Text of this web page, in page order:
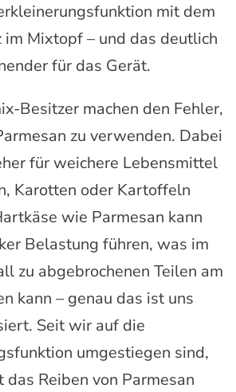
mit dem
im Mixtopf – und das deutlich
für das Gerät.
Besitzer machen den Fehler,
zu verwenden. Dabei
für weichere Lebensmittel
Karotten oder Kartoffeln
wie Parmesan kann
Belastung führen, was im
zu abgebrochenen Teilen am
kann – genau das ist uns
Seit wir auf die
umgestiegen sind,
Reiben von Parmesan